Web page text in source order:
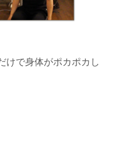
けで身体がポカポカし